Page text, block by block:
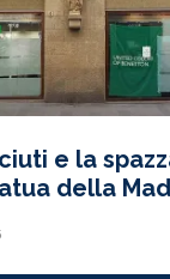
e la
della